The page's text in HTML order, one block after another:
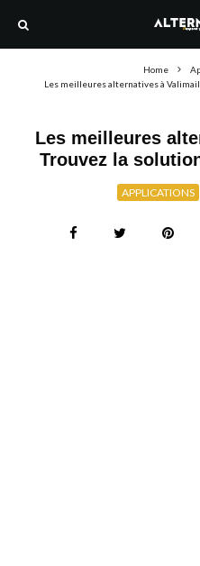
Home
Les meilleures alternatives à
Les meilleures
Trouvez la
APPLICATIONS